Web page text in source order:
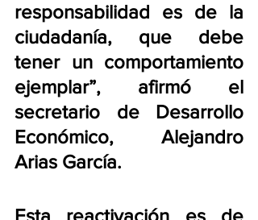
responsabilidad es de la
ciudadanía, que debe
tener un comportamiento
ejemplar”, afirmó el
secretario de Desarrollo
Económico, Alejandro
Arias García.
Esta reactivación es de